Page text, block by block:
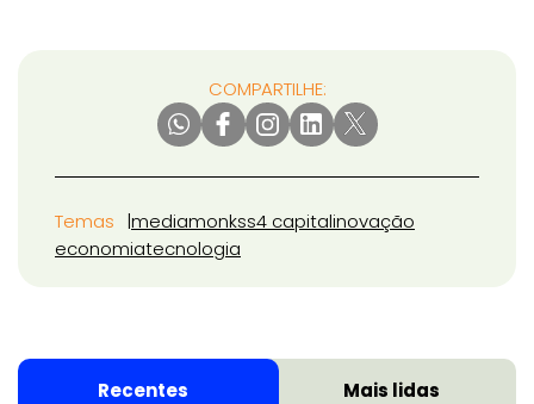
COMPARTILHE:
Temas mediamonkss4 capitalinovação
economiatecnologia
Recentes Mais lidas